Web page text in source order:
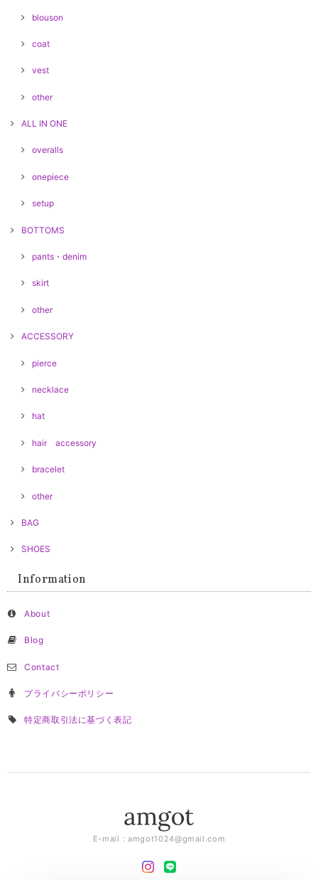
blouson
coat
vest
other
ALL IN ONE
overalls
onepiece
setup
BOTTOMS
pants・denim
skirt
other
ACCESSORY
pierce
necklace
hat
hair accessory
bracelet
other
BAG
SHOES
Information
About
Blog
Contact
プライバシーポリシー
特定商取引法に基づく表記
E-mail：amgot1024@gmail.com